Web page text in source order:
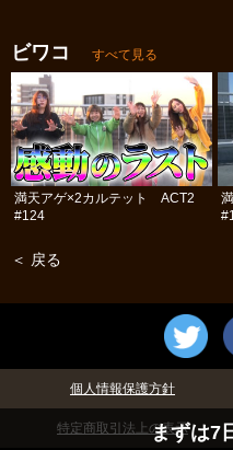
まずは7
ビワコ すべて見る
満天アゲ×2カルテット ACT2
#124
＜ 戻る
個人情報保護方針
特定商取引法上の表示